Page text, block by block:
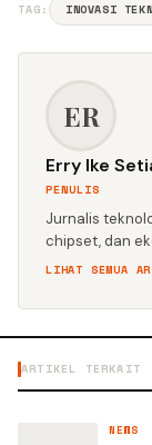
TAG: INOVASI
ER
Erry Ike
PENULIS
Jurnalis
chipset, dan
LIHAT SEMUA
ARTIKEL TERKAIT
NEWS